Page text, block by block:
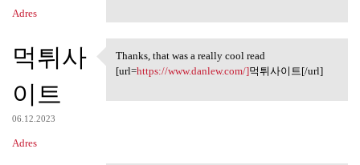
Adres
먹튀사
이트
06.12.2023
Adres
Thanks, that was a really
Thanks, that was a really cool read
[url=https://www.danlew.com/]먹튀사이트[/url]